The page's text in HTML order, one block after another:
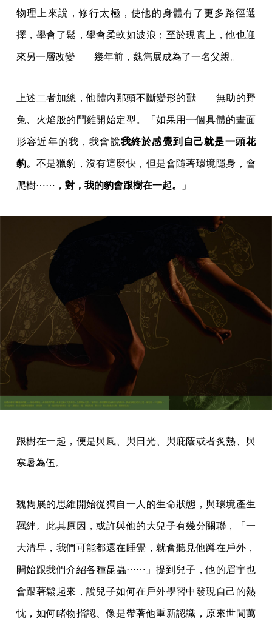
物理上來說，修行太極，使他的身體有了更多路徑選
擇，學會了鬆，學會柔軟如波浪；至於現實上，他也迎
來另一層改變——幾年前，魏雋展成為了一名父親。
上述二者加總，他體內那頭不斷變形的獸——無助的野
兔、火焰般的鬥雞開始定型。「如果用一個具體的畫面
形容近年的我，我會說我終於感覺到自己就是一頭花
豹。 不是獵豹，沒有這麼快，但是會隨著環境隱身，會
爬樹⋯⋯， 對，我的豹會跟樹在一起。 」
跟樹在一起，便是與風、與日光、與庇蔭或者炙熱、與
寒暑為伍。
魏雋展的思維開始從獨自一人的生命狀態，與環境產生
羈絆。此其原因，或許與他的大兒子有幾分關聯，「一
大清早，我們可能都還在睡覺，就會聽見他蹲在戶外，
開始跟我們介紹各種昆蟲⋯⋯」提到兒子，他的眉宇也
會跟著鬆起來，說兒子如何在戶外學習中發現自己的熱
忱，如何睹物指認、像是帶著他重新認識，原來世間萬